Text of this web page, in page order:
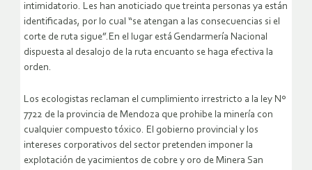
intimidatorio. Les han anoticiado que treinta personas ya están
identificadas, por lo cual “se atengan a las consecuencias si el
corte de ruta sigue”.En el lugar está Gendarmería Nacional
dispuesta al desalojo de la ruta encuanto se haga efectiva la
orden.
Los ecologistas reclaman el cumplimiento irrestricto a la ley Nº
7722 de la provincia de Mendoza que prohibe la minería con
cualquier compuesto tóxico. El gobierno provincial y los
intereses corporativos del sector pretenden imponer la
explotación de yacimientos de cobre y oro de Minera San